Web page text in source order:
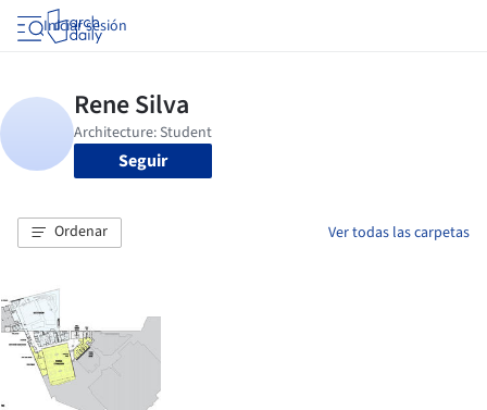
Iniciar sesión
Seguir
Ordenar Ver todas las carpetas